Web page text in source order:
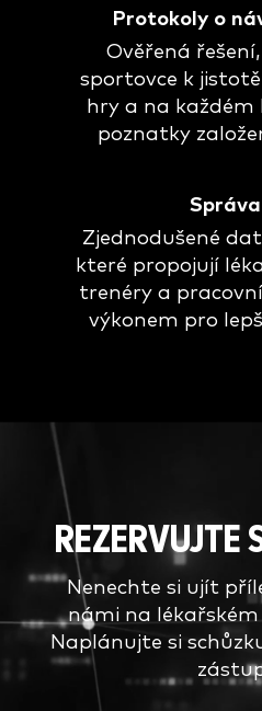
Protokoly o
Ověřená
sportovce k
hry a na každém
poznatky
Zjednodušené
které propojují
trenéry a
výkonem pro
REZERVUJTE
Nenechte si ujít
námi na lékařském
Naplánujte si